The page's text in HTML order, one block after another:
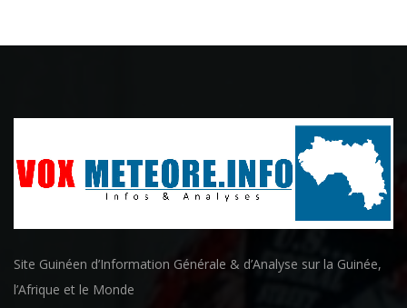
Site Guinéen d’Information Générale & d’Analyse sur la Guinée,
l’Afrique et le Monde